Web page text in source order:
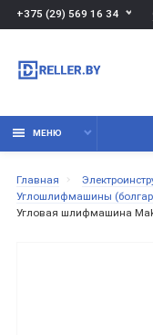
+375 (29) 569 16 34
МЕНЮ
Главная
Углошлифмашины
Угловая шлифмашина